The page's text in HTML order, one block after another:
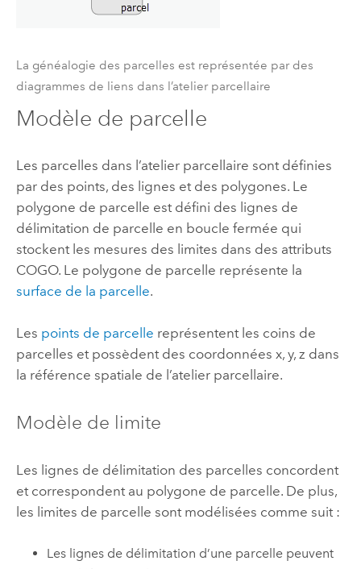
La généalogie des parcelles est représentée par des
diagrammes de liens dans l’atelier parcellaire
Modèle de parcelle
Les parcelles dans l’atelier parcellaire sont définies
par des points, des lignes et des polygones. Le
polygone de parcelle est défini des lignes de
délimitation de parcelle en boucle fermée qui
stockent les mesures des limites dans des attributs
COGO. Le polygone de parcelle représente la
surface de la parcelle.
Les points de parcelle représentent les coins de
parcelles et possèdent des coordonnées x, y, z dans
la référence spatiale de l’atelier parcellaire.
Modèle de limite
Les lignes de délimitation des parcelles concordent
et correspondent au polygone de parcelle. De plus,
les limites de parcelle sont modélisées comme suit :
Les lignes de délimitation d’une parcelle peuvent